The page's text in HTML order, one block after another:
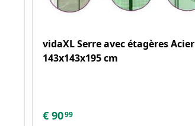
vidaXL Serre avec étagères Acier
143x143x195 cm
€ 9099